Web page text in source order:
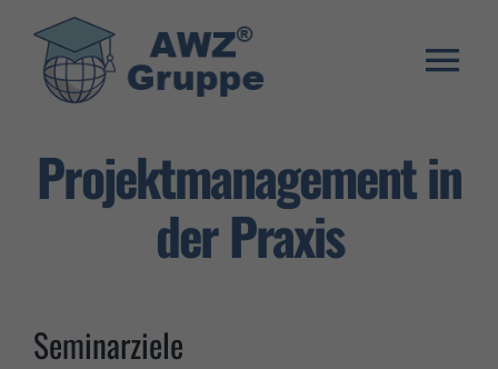
springen
Umschulung
Franchise System
Projektmanagement in
der Praxis
Seminarziele